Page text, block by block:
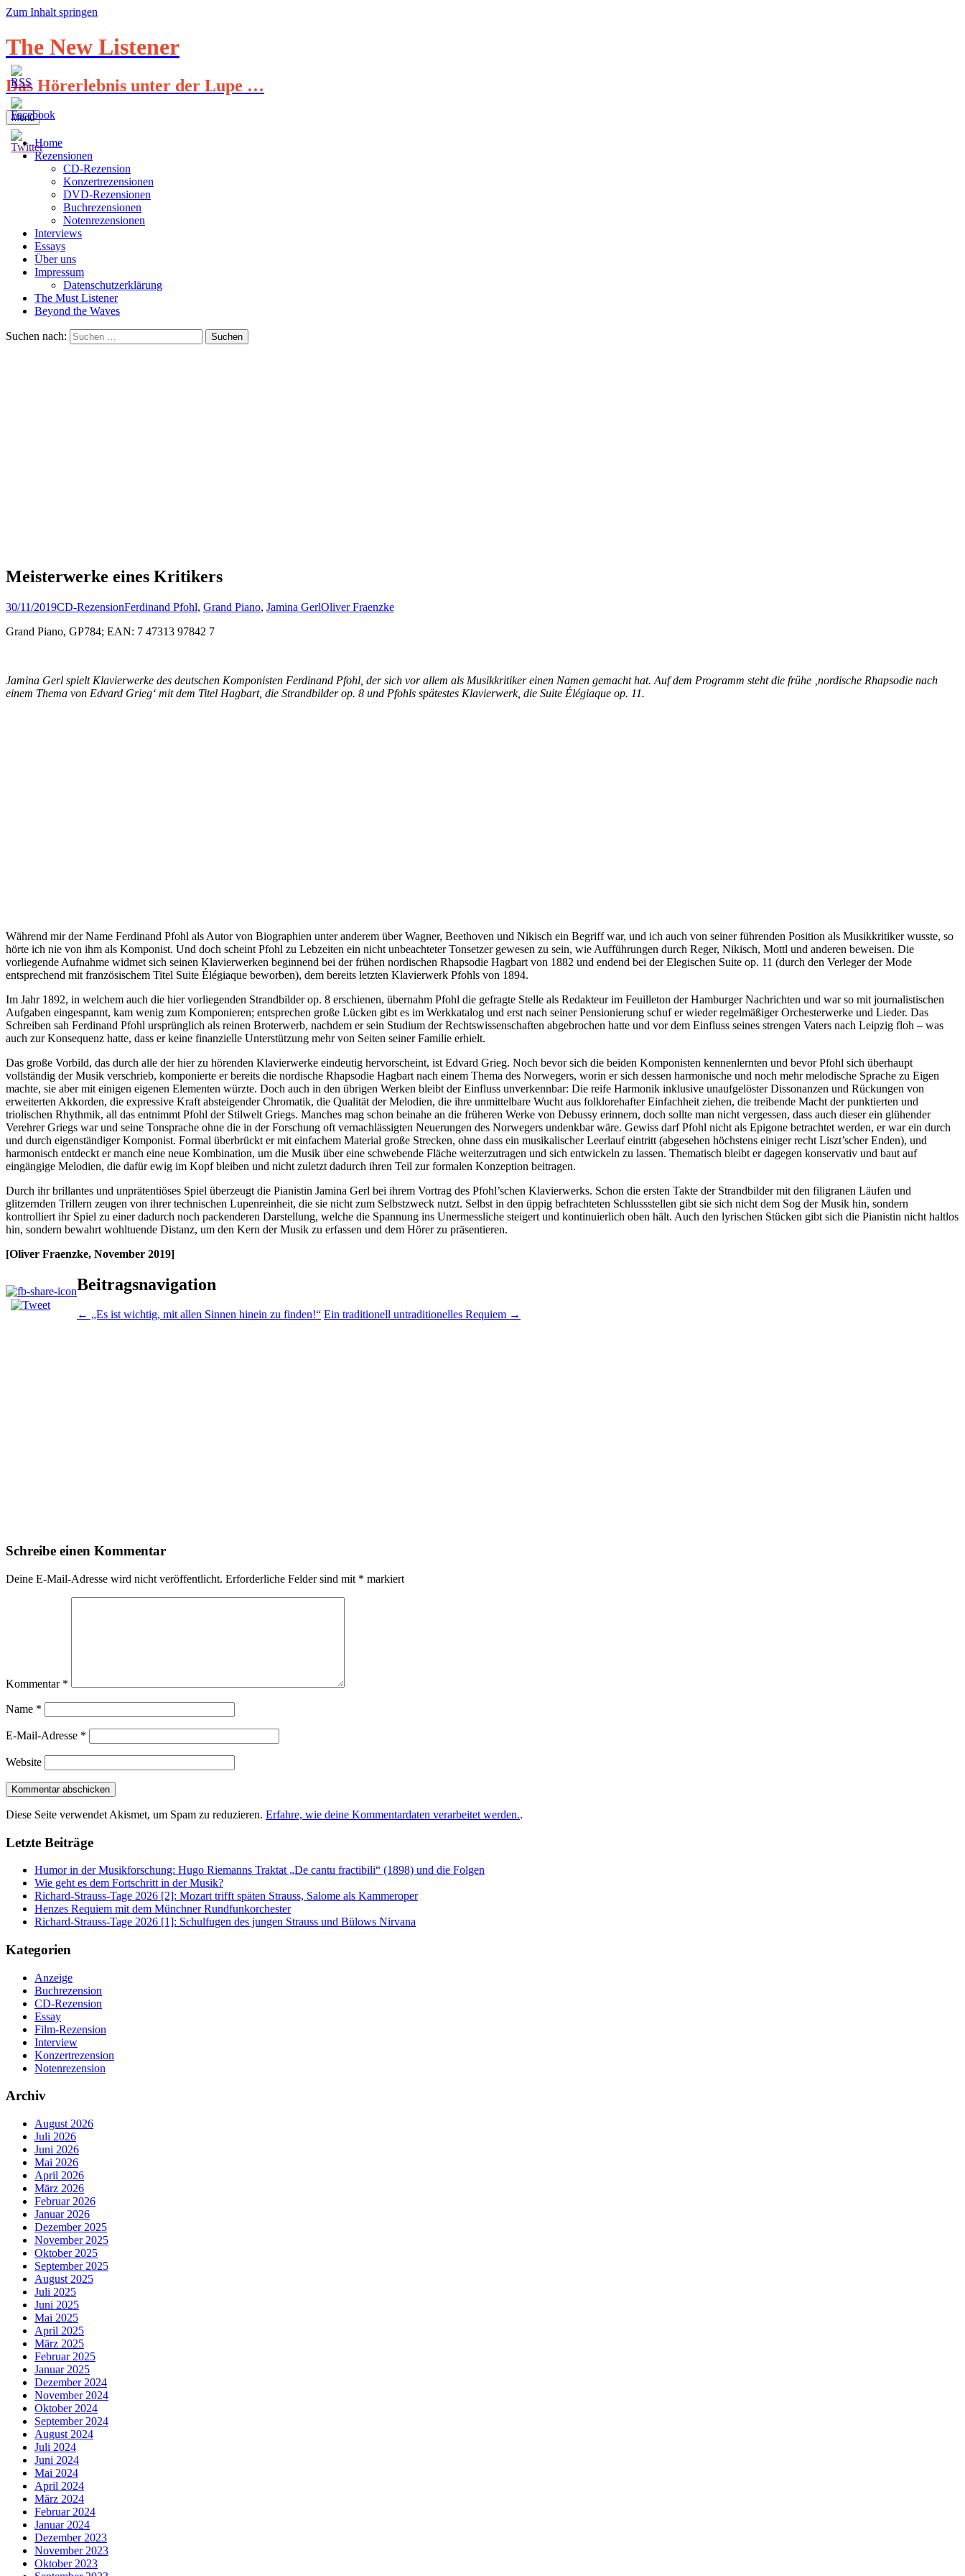
Zum Inhalt springen
The New Listener
Das Hörerlebnis unter der Lupe …
Menü
Home
Rezensionen
CD-Rezension
Konzertrezensionen
DVD-Rezensionen
Buchrezensionen
Notenrezensionen
Interviews
Essays
Über uns
Impressum
Datenschutzerklärung
The Must Listener
Beyond the Waves
Suchen nach:
Meisterwerke eines Kritikers
30/11/2019CD-RezensionFerdinand Pfohl, Grand Piano, Jamina GerlOliver Fraenzke
Grand Piano, GP784; EAN: 7 47313 97842 7
Jamina Gerl spielt Klavierwerke des deutschen Komponisten Ferdinand Pfohl, der sich vor allem als Musikkritiker einen Namen gemacht hat. Auf dem Programm steht die frühe ‚nordische Rhapsodie nach
einem Thema von Edvard Grieg‘ mit dem Titel Hagbart, die Strandbilder op. 8 und Pfohls spätestes Klavierwerk, die Suite Élégiaque op. 11.
Während mir der Name Ferdinand Pfohl als Autor von Biographien unter anderem über Wagner, Beethoven und Nikisch ein Begriff war, und ich auch von seiner führenden Position als Musikkritiker wusste, so
hörte ich nie von ihm als Komponist. Und doch scheint Pfohl zu Lebzeiten ein nicht unbeachteter Tonsetzer gewesen zu sein, wie Aufführungen durch Reger, Nikisch, Mottl und anderen beweisen. Die
vorliegende Aufnahme widmet sich seinen Klavierwerken beginnend bei der frühen nordischen Rhapsodie Hagbart von 1882 und endend bei der Elegischen Suite op. 11 (durch den Verleger der Mode
entsprechend mit französischem Titel Suite Élégiaque beworben), dem bereits letzten Klavierwerk Pfohls von 1894.
Im Jahr 1892, in welchem auch die hier vorliegenden Strandbilder op. 8 erschienen, übernahm Pfohl die gefragte Stelle als Redakteur im Feuilleton der Hamburger Nachrichten und war so mit journalistischen
Aufgaben eingespannt, kam wenig zum Komponieren; entsprechen große Lücken gibt es im Werkkatalog und erst nach seiner Pensionierung schuf er wieder regelmäßiger Orchesterwerke und Lieder. Das
Schreiben sah Ferdinand Pfohl ursprünglich als reinen Broterwerb, nachdem er sein Studium der Rechtswissenschaften abgebrochen hatte und vor dem Einfluss seines strengen Vaters nach Leipzig floh – was
auch zur Konsequenz hatte, dass er keine finanzielle Unterstützung mehr von Seiten seiner Familie erhielt.
Das große Vorbild, das durch alle der hier zu hörenden Klavierwerke eindeutig hervorscheint, ist Edvard Grieg. Noch bevor sich die beiden Komponisten kennenlernten und bevor Pfohl sich überhaupt
vollständig der Musik verschrieb, komponierte er bereits die nordische Rhapsodie Hagbart nach einem Thema des Norwegers, worin er sich dessen harmonische und noch mehr melodische Sprache zu Eigen
machte, sie aber mit einigen eigenen Elementen würzte. Doch auch in den übrigen Werken bleibt der Einfluss unverkennbar: Die reife Harmonik inklusive unaufgelöster Dissonanzen und Rückungen von
erweiterten Akkorden, die expressive Kraft absteigender Chromatik, die Qualität der Melodien, die ihre unmittelbare Wucht aus folklorehafter Einfachheit ziehen, die treibende Macht der punktierten und
triolischen Rhythmik, all das entnimmt Pfohl der Stilwelt Griegs. Manches mag schon beinahe an die früheren Werke von Debussy erinnern, doch sollte man nicht vergessen, dass auch dieser ein glühender
Verehrer Griegs war und seine Tonsprache ohne die in der Forschung oft vernachlässigten Neuerungen des Norwegers undenkbar wäre. Gewiss darf Pfohl nicht als Epigone betrachtet werden, er war ein durch
und durch eigenständiger Komponist. Formal überbrückt er mit einfachem Material große Strecken, ohne dass ein musikalischer Leerlauf eintritt (abgesehen höchstens einiger recht Liszt’scher Enden), und
harmonisch entdeckt er manch eine neue Kombination, um die Musik über eine schwebende Fläche weiterzutragen und sich entwickeln zu lassen. Thematisch bleibt er dagegen konservativ und baut auf
eingängige Melodien, die dafür ewig im Kopf bleiben und nicht zuletzt dadurch ihren Teil zur formalen Konzeption beitragen.
Durch ihr brillantes und unprätentiöses Spiel überzeugt die Pianistin Jamina Gerl bei ihrem Vortrag des Pfohl’schen Klavierwerks. Schon die ersten Takte der Strandbilder mit den filigranen Läufen und
glitzernden Trillern zeugen von ihrer technischen Lupenreinheit, die sie nicht zum Selbstzweck nutzt. Selbst in den üppig befrachteten Schlussstellen gibt sie sich nicht dem Sog der Musik hin, sondern
kontrolliert ihr Spiel zu einer dadurch noch packenderen Darstellung, welche die Spannung ins Unermessliche steigert und kontinuierlich oben hält. Auch den lyrischen Stücken gibt sich die Pianistin nicht haltlos
hin, sondern bewahrt wohltuende Distanz, um den Kern der Musik zu erfassen und dem Hörer zu präsentieren.
[Oliver Fraenzke, November 2019]
Beitragsnavigation
← „Es ist wichtig, mit allen Sinnen hinein zu finden!“ Ein traditionell untraditionelles Requiem →
Schreibe einen Kommentar
Deine E-Mail-Adresse wird nicht veröffentlicht. Erforderliche Felder sind mit * markiert
Kommentar *
Name *
E-Mail-Adresse *
Website
Diese Seite verwendet Akismet, um Spam zu reduzieren. Erfahre, wie deine Kommentardaten verarbeitet werden..
Letzte Beiträge
Humor in der Musikforschung: Hugo Riemanns Traktat „De cantu fractibili“ (1898) und die Folgen
Wie geht es dem Fortschritt in der Musik?
Richard-Strauss-Tage 2026 [2]: Mozart trifft späten Strauss, Salome als Kammeroper
Henzes Requiem mit dem Münchner Rundfunkorchester
Richard-Strauss-Tage 2026 [1]: Schulfugen des jungen Strauss und Bülows Nirvana
Kategorien
Anzeige
Buchrezension
CD-Rezension
Essay
Film-Rezension
Interview
Konzertrezension
Notenrezension
Archiv
August 2026
Juli 2026
Juni 2026
Mai 2026
April 2026
März 2026
Februar 2026
Januar 2026
Dezember 2025
November 2025
Oktober 2025
September 2025
August 2025
Juli 2025
Juni 2025
Mai 2025
April 2025
März 2025
Februar 2025
Januar 2025
Dezember 2024
November 2024
Oktober 2024
September 2024
August 2024
Juli 2024
Juni 2024
Mai 2024
April 2024
März 2024
Februar 2024
Januar 2024
Dezember 2023
November 2023
Oktober 2023